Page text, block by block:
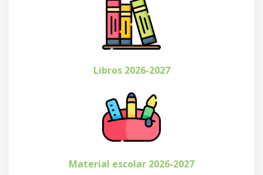
Libros 2026-2027
Material escolar 2026-2027